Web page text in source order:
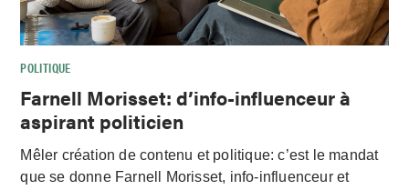
POLITIQUE
Farnell Morisset: d’info-influenceur à
aspirant politicien
Mêler création de contenu et politique: c’est le mandat
que se donne Farnell Morisset, info-influenceur et